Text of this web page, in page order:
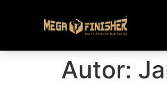
Autor: